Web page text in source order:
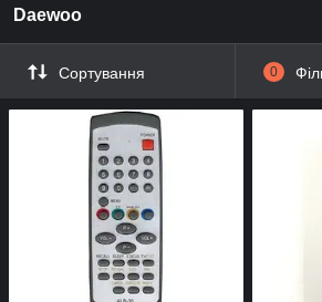
Daewoo
Сортування 0